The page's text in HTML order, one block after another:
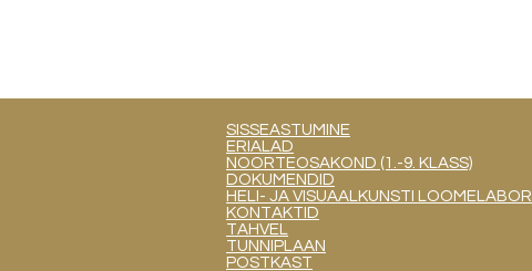
SISSEASTUMINE
ERIALAD
NOORTEOSAKOND (1.-9. KLASS)
DOKUMENDID
HELI- JA VISUAALKUNSTI LOOMELABOR
KONTAKTID
TAHVEL
TUNNIPLAAN
POSTKAST